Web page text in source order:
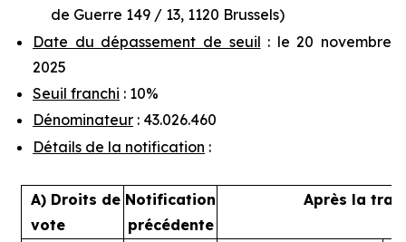
de Guerre 149 / 13, 1120 Brussels)
Date du dépassement de seuil : le 20 novembre
2025
Seuil franchi : 10%
Dénominateur : 43.026.460
Détails de la notification :
A) Droits de
vote
Notification
précédente
Après la